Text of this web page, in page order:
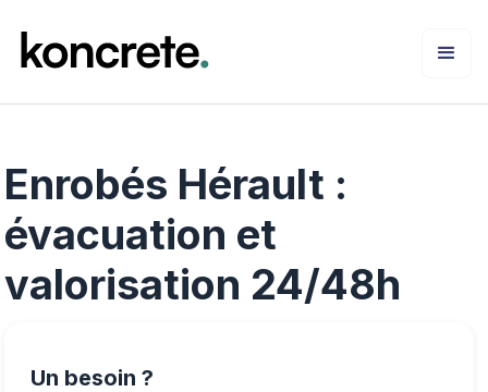
Enrobés Hérault :
évacuation et
valorisation 24/48h
Un besoin ?